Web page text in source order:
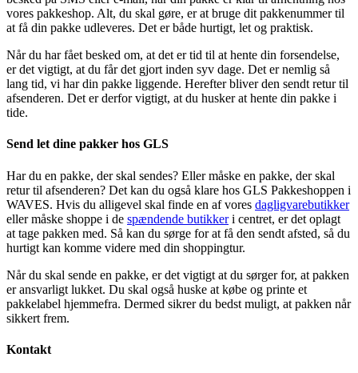
vores pakkeshop. Alt, du skal gøre, er at bruge dit pakkenummer til
at få din pakke udleveres. Det er både hurtigt, let og praktisk.
Når du har fået besked om, at det er tid til at hente din forsendelse,
er det vigtigt, at du får det gjort inden syv dage. Det er nemlig så
lang tid, vi har din pakke liggende. Herefter bliver den sendt retur til
afsenderen. Det er derfor vigtigt, at du husker at hente din pakke i
tide.
Send let dine pakker hos GLS
Har du en pakke, der skal sendes? Eller måske en pakke, der skal
retur til afsenderen? Det kan du også klare hos GLS Pakkeshoppen i
WAVES. Hvis du alligevel skal finde en af vores dagligvarebutikker
eller måske shoppe i de spændende butikkeri centret, er det oplagt
at tage pakken med. Så kan du sørge for at få den sendt afsted, så du
hurtigt kan komme videre med din shoppingtur.
Når du skal sende en pakke, er det vigtigt at du sørger for, at pakken
er ansvarligt lukket. Du skal også huske at købe og printe et
pakkelabel hjemmefra. Dermed sikrer du bedst muligt, at pakken når
sikkert frem.
Kontakt